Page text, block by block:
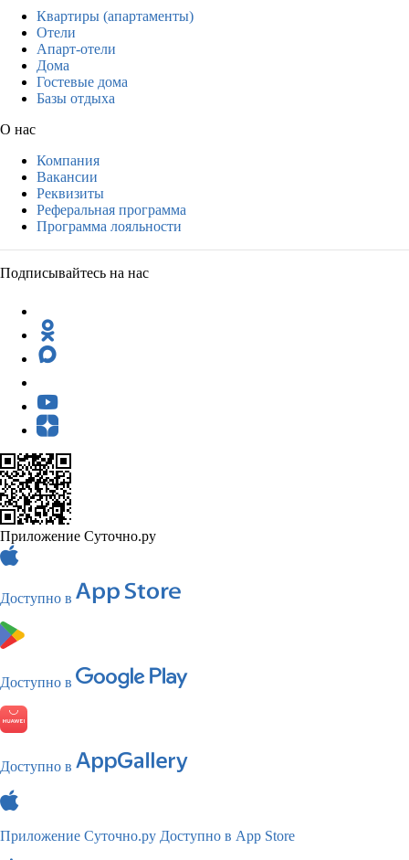
Квартиры (апартаменты)
Отели
Апарт-отели
Дома
Гостевые дома
Базы отдыха
О нас
Компания
Вакансии
Реквизиты
Реферальная программа
Программа лояльности
Подписывайтесь на нас
Приложение Суточно.ру
Доступно в
Доступно в
Доступно в
Приложение Суточно.ру Доступно в App Store